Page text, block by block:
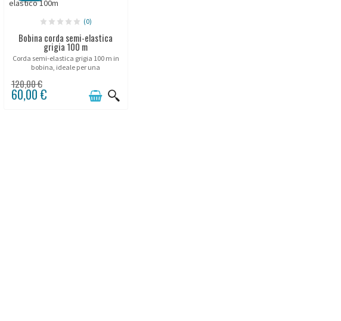
(0)
Bobina corda semi-elastica
grigia 100 m
Corda semi-elastica grigia 100 m in
bobina, ideale per una
in ambiente professionale.
120,00 €
60,00 €